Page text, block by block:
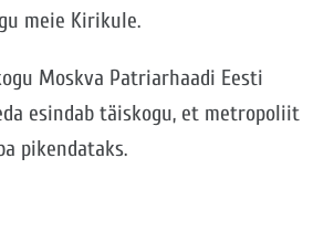
meie Kirikule.
Moskva Patriarhaadi Eesti
esindab täiskogu, et metropoliit
pikendataks.